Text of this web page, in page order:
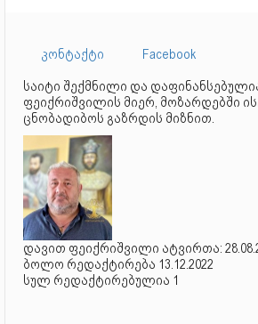
კონტაქტი
Facebook
საიტი შექმნილი და
ფეიქრიშვილის მიერ, მოზარდებში
ცნობადიბოს გაზრდის მიზნით.
დავით ფეიქრიშვილი ატვირთა:
ბოლო რედაქტირება 13.12.2022
სულ რედაქტირებულია 1